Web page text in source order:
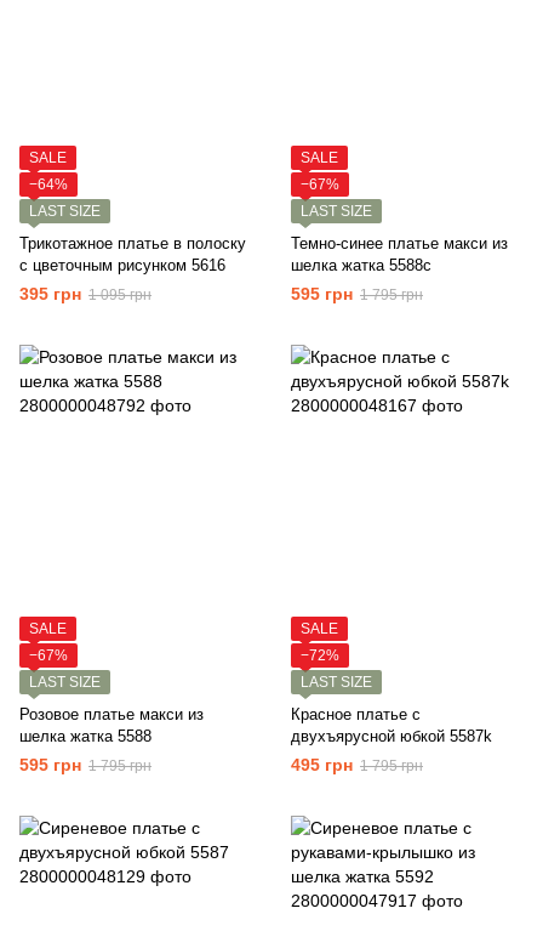
SALE
−64%
LAST SIZE
Трикотажное платье в полоску
с цветочным рисунком 5616
395 грн 1 095 грн
SALE
−67%
LAST SIZE
Темно-синее платье макси из
шелка жатка 5588c
595 грн 1 795 грн
SALE
−67%
LAST SIZE
Розовое платье макси из
шелка жатка 5588
595 грн 1 795 грн
SALE
−72%
LAST SIZE
Красное платье с
двухъярусной юбкой 5587k
495 грн 1 795 грн